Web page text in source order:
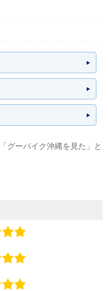
グーバイク沖縄を見た」と